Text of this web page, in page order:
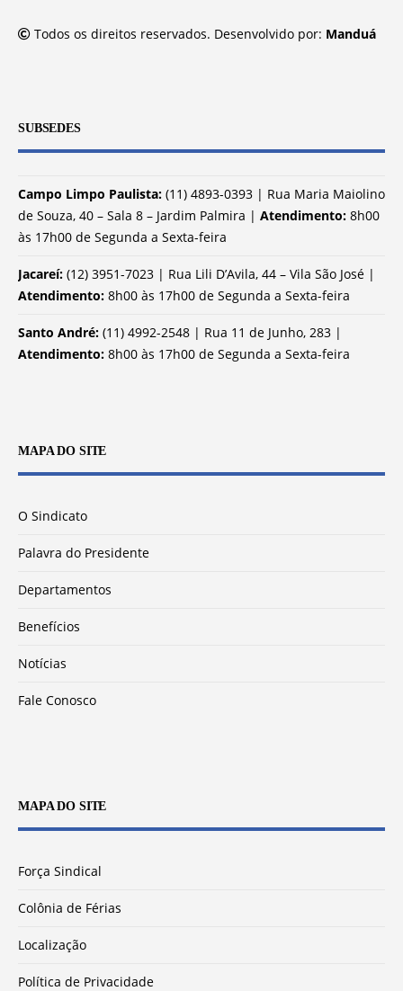
Todos os direitos reservados. Desenvolvido por: Manduá
SUBSEDES
Campo Limpo Paulista: (11) 4893-0393 | Rua Maria Maiolino
de Souza, 40 – Sala 8 – Jardim Palmira | Atendimento: 8h00
às 17h00 de Segunda a Sexta-feira
Jacareí: (12) 3951-7023 | Rua Lili D’Avila, 44 – Vila São José |
Atendimento: 8h00 às 17h00 de Segunda a Sexta-feira
Santo André: (11) 4992-2548 | Rua 11 de Junho, 283 |
Atendimento: 8h00 às 17h00 de Segunda a Sexta-feira
MAPA DO SITE
O Sindicato
Palavra do Presidente
Departamentos
Benefícios
Notícias
Fale Conosco
MAPA DO SITE
Força Sindical
Colônia de Férias
Localização
Política de Privacidade